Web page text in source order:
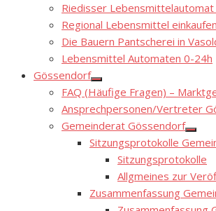
Riedisser
Regional Lebensmittel
Die Bauern Pantscherei in
Lebensmittel Automaten 0-24h
Gössendorf
Show
sub
menu
FAQ (Häufige Fragen) –
Ansprechpersonen/Vertreter
Gemeinderat Gössendorf
Show
sub
menu
Sitzungsprotokolle
Sitzungsprotokolle
Allgmeines zur
Zusammenfassung